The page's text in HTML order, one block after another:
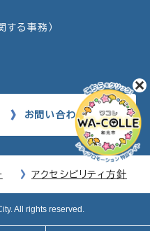
る事務）
お問い合わせ
アクセシビリティ方針
All rights reserved.